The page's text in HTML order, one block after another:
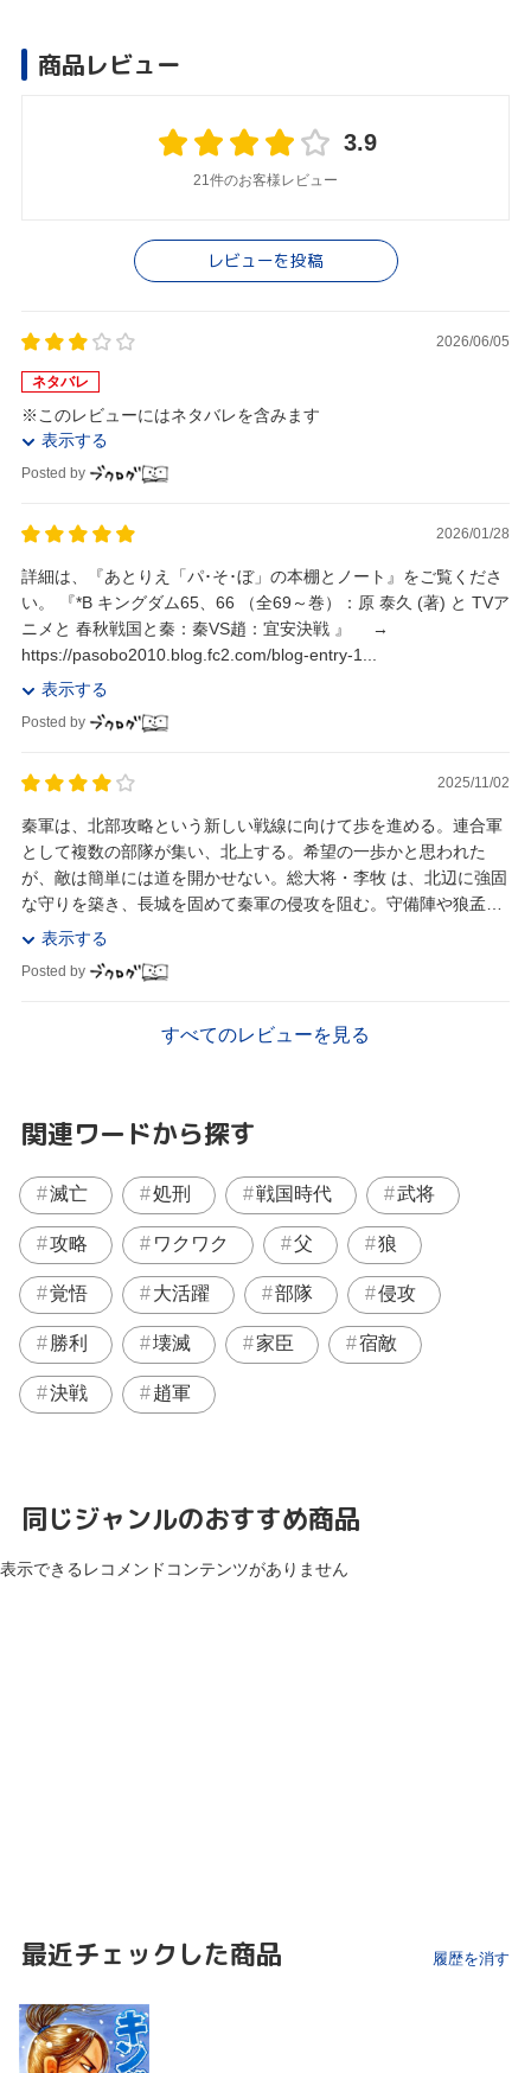
商品レビュー
3.9
21件のお客様レビュー
レビューを投稿
2026/06/05
ネタバレ
※このレビューにはネタバレを含みます
表示する
Posted by
2026/01/28
詳細は、『あとりえ「パ･そ･ぼ」の本棚とノート』をご覧くださ
い。 『*B キングダム65、66 （全69～巻）：原 泰久 (著) と TVア
ニメと 春秋戦国と秦：秦VS趙：宜安決戦 』 →
https://pasobo2010.blog.fc2.com/blog-entry-1...
表示する
Posted by
2025/11/02
秦軍は、北部攻略という新しい戦線に向けて歩を進める。連合軍
として複数の部隊が集い、北上する。希望の一歩かと思われた
が、敵は簡単には道を開かせない。総大将・李牧 は、北辺に強固
な守りを築き、長城を固めて秦軍の侵攻を阻む。守備陣や狼孟の
部隊、その堅牢さと守備の巧妙さは、まるで鉄壁。思...
表示する
Posted by
すべてのレビューを見る
関連ワードから探す
滅亡 処刑 戦国時代 武将
攻略 ワクワク 父 狼
覚悟 大活躍 部隊 侵攻
勝利 壊滅 家臣 宿敵
決戦 趙軍
同じジャンルのおすすめ商品
表示できるレコメンドコンテンツがありません
最近チェックした商品 履歴を消す